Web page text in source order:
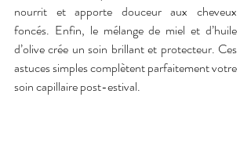
nourrit et apporte douceur aux cheveux
foncés. Enfin, le mélange de miel et d’huile
d’olive crée un soin brillant et protecteur. Ces
astuces simples complètent parfaitement votre
soin capillaire post-estival.